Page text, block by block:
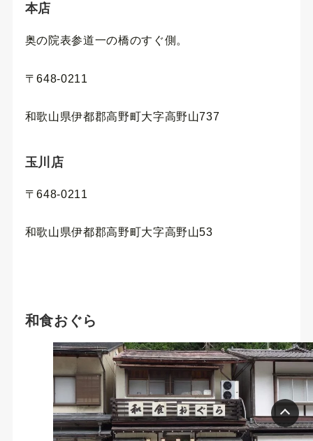
本店
奥の院表参道一の橋のすぐ側。
〒648-0211
和歌山県伊都郡高野町大字高野山737
玉川店
〒648-0211
和歌山県伊都郡高野町大字高野山53
和食おぐら